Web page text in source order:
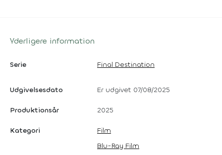
Yderligere information
Serie Final Destination
Udgivelsesdato Er udgivet 07/08/2025
Produktionsår 2025
Kategori
Film
Blu-Ray Film